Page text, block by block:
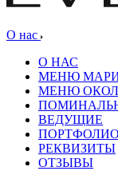
О нас
О НАС
МЕНЮ
МЕНЮ
ВЕДУЩИЕ
ПОРТФОЛИО
РЕКВИЗИТЫ
ОТЗЫВЫ